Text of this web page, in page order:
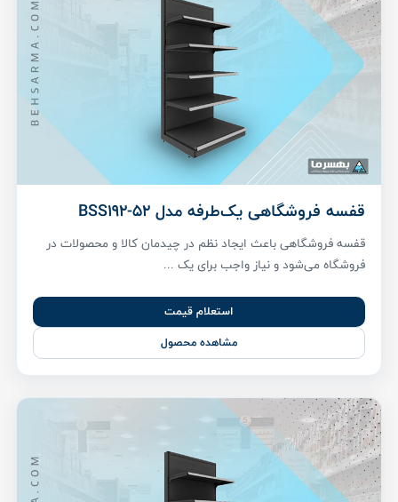
قفسه فروشگاهی یک‌طرفه مدل BSS192-52
قفسه فروشگاهی باعث ایجاد نظم در چیدمان کالا و محصولات در
فروشگاه می‌شود و نیاز واجب برای یک ...
استعلام قیمت
مشاهده محصول